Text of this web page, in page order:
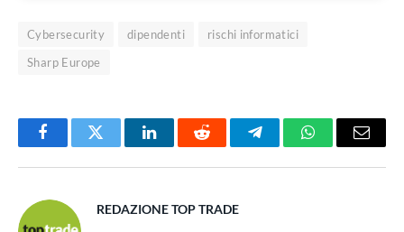
Cybersecurity dipendenti
rischi informatici
Sharp Europe
FacebookTwitter LinkedInReddit TelegramWhatsAppEmail
REDAZIONE TOP TRADE